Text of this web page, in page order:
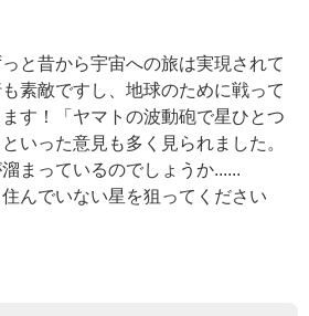
と昔から宇宙への旅は実現されて
素敵ですし、地球のために戦って
す！「ヤマトの波動砲で星ひとつ
いった意見も多く見られました。
まっているのでしょうか......
住んでいない星を狙ってください